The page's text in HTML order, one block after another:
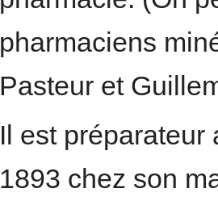
pharmaciens
Pasteur et
Il est
1893 chez son